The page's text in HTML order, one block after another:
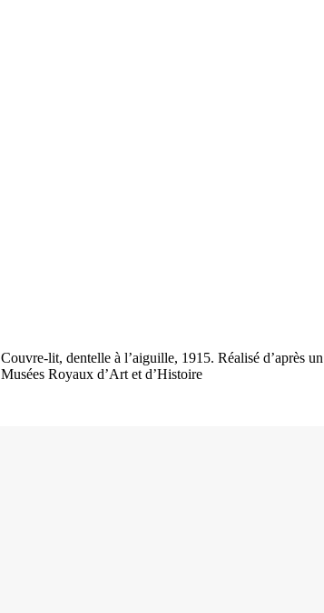
Couvre-lit, dentelle à l’aiguille, 1915. Réalisé d’après
Musées Royaux d’Art et d’Histoire